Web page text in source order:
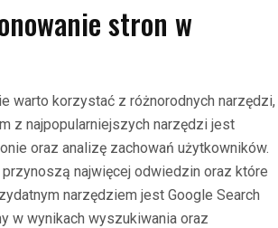
stron w
warto korzystać z różnorodnych narzędzi,
z najpopularniejszych narzędzi jest
oraz analizę zachowań użytkowników.
najwięcej odwiedzin oraz które
narzędziem jest Google Search
w wynikach wyszukiwania oraz